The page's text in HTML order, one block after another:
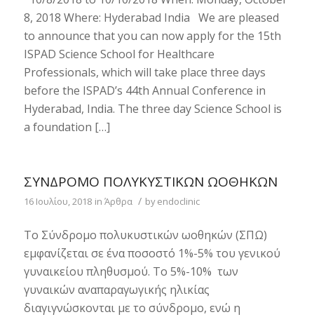
8, 2018 Where: Hyderabad India We are pleased
to announce that you can now apply for the 15th
ISPAD Science School for Healthcare
Professionals, which will take place three days
before the ISPAD’s 44th Annual Conference in
Hyderabad, India. The three day Science School is
a foundation […]
ΣΎΝΔΡΟΜΟ ΠΟΛΥΚΥΣΤΙΚΏΝ ΩΟΘΗΚΏΝ
16 Ιουλίου, 2018 in Άρθρα / byendoclinic
Το Σύνδρομο πολυκυστικών ωοθηκών (ΣΠΩ)
εμφανίζεται σε ένα ποσοστό 1%-5% του γενικού
γυναικείου πληθυσμού. Το 5%-10% των
γυναικών αναπαραγωγικής ηλικίας
διαγιγνώσκονται με το σύνδρομο, ενώ η